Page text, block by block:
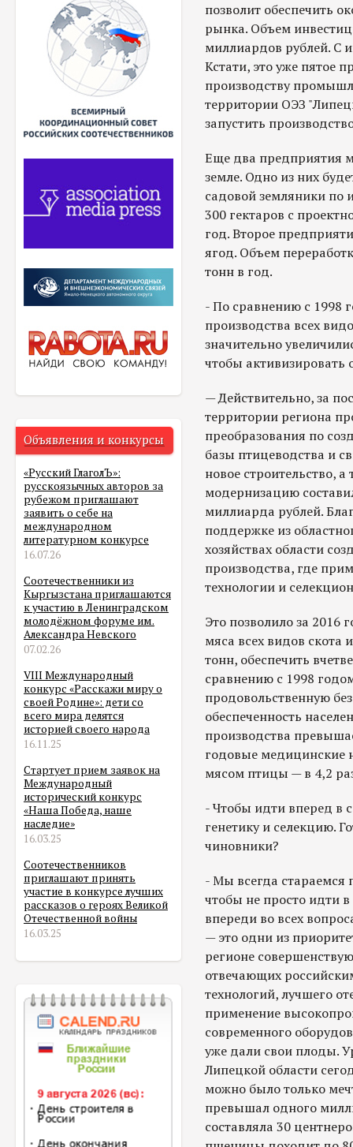
Объявления и конкурсы
«Русский ГлаголЪ»:
русскоязычных авторов за
рубежом приглашают
заявить о себе на
международном
литературном конкурсе
16.07.26
Соотечественники из
Кыргызстана приглашаются
к участию в Ленинградском
молодёжном форуме им.
Александра Невского
07.02.26
VIII Международный
конкурс «Расскажи миру о
своей Родине»: дети со
всего мира делятся
историей своего народа
16.11.25
Стартует прием заявок на
Международный
исторический конкурс
«Наша Победа, наше
наследие»
16.03.25
Соотечественников
приглашают принять
участие в конкурсе лучших
рассказов о героях Великой
Отечественной войны
16.03.25
позволит обеспечить
рынка. Объем
миллиардов рублей. С
Кстати, это уже пятое
производству
территории ОЭЗ
запустить
Еще два предприятия
земле. Одно из них
садовой земляники по
300 гектаров с
год. Второе
ягод. Объем
тонн в год.
- По сравнению с 1998
производства всех
значительно
чтобы активизировать
— Действительно, за
территории региона
преобразования по
базы птицеводства и
новое строительство,
модернизацию
миллиарда рублей.
поддержке из
хозяйствах области
производства, где
технологии и
Это позволило за 2016
мяса всех видов скота
тонн, обеспечить
сравнению с 1998
продовольственную
обеспеченность
производства
годовые медицинские
мясом птицы — в 4,2
- Чтобы идти вперед в
генетику и селекцию.
чиновники?
- Мы всегда
чтобы не просто идти
впереди во всех
— это одни из
регионе
отвечающих
технологий, лучшего
применение
современного
уже дали свои плоды.
Липецкой области
можно было только
превышал одного
составляла 30